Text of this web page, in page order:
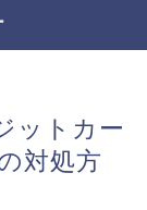
ットカー
対処方